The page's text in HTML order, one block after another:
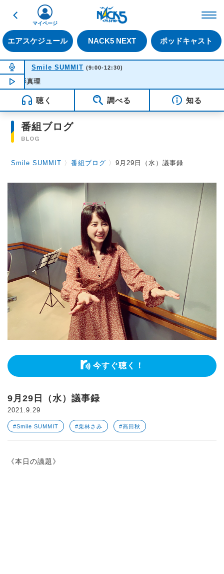
戻る
エアスケジュール NACK5 NEXT ポッドキャスト
マイページ
NOW ON AIR
Smile SUMMIT (9:00-12:30)
NOW PLAYING
聴く 調べる 知る
番組ブログ
BLOG
Smile SUMMIT 〉番組ブログ 〉9月29日（水）議事録
今すぐ聴く！
9月29日（水）議事録
2021.9.29
#Smile SUMMIT #栗林さみ #高田秋
《本日の議題》